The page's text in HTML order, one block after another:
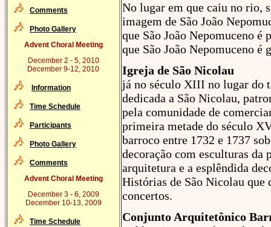
Comments
Photo Gallery
Advent Choral Meeting
December 2 - 5, 2010
December 9-12, 2010
Information
Time Schedule
Participants
Photo Gallery
Comments
Advent Choral Meeting
December 3 - 6, 2009
December 10-13, 2009
Time Schedule
No lugar em que caiu no rio,
imagem de São João
que São João Nepomuceno é
que São João Nepomuceno é
Igreja de São Nicolau
já no século XIII no lugar do
dedicada a São Nicolau,
pela comunidade de
primeira metade do século
barroco entre 1732 e 1737
decoração com esculturas da
arquitetura e a esplêndida
Histórias de São Nicolau que
concertos.
Conjunto Arquitetônico